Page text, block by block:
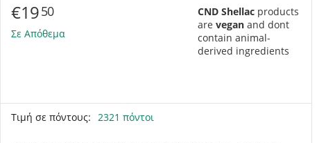
€1950
Σε Απόθεμα
CND Shellac products
are vegan and dont
contain animal-
derived ingredients
Τιμή σε πόντους: 2321 πόντοι